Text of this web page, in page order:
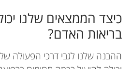
כיצד הממצאים שלנו
בריאות האדם?